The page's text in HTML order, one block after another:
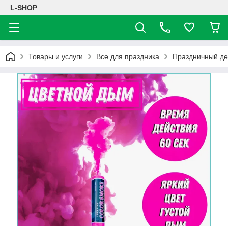
L-SHOP
Товары и услуги Все для праздника Праздничный